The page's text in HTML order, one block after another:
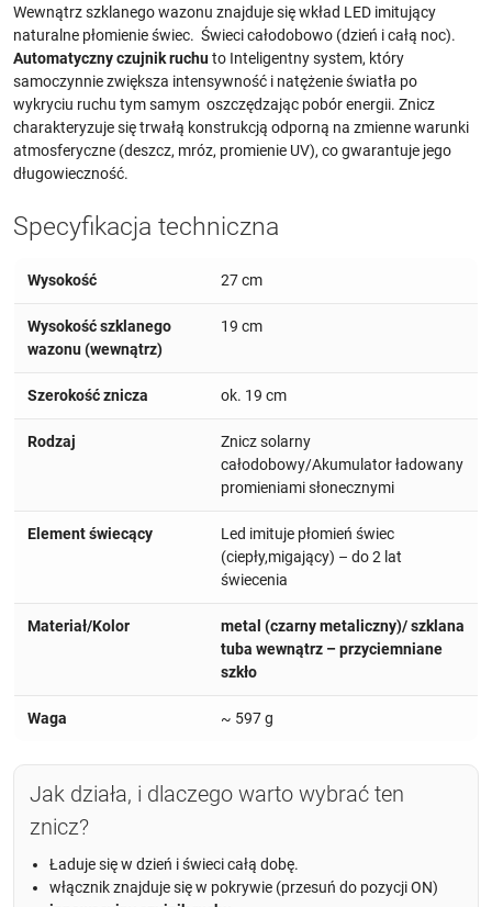
Wewnątrz szklanego wazonu znajduje się wkład LED imitujący
naturalne płomienie świec. Świeci całodobowo (dzień i całą noc).
Automatyczny czujnik ruchuto Inteligentny system, który
samoczynnie zwiększa intensywność i natężenie światła po
wykryciu ruchu tym samym oszczędzając pobór energii. Znicz
charakteryzuje się trwałą konstrukcją odporną na zmienne warunki
atmosferyczne (deszcz, mróz, promienie UV), co gwarantuje jego
długowieczność.
Specyfikacja techniczna
Wysokość 27 cm
Wysokość szklanego
wazonu (wewnątrz)
19 cm
Szerokość znicza ok. 19 cm
Rodzaj
Znicz solarny
całodobowy/Akumulator ładowany
promieniami słonecznymi
Element świecący
Led imituje płomień świec
(ciepły,migający) – do 2 lat
świecenia
Materiał/Kolor
metal (czarny metaliczny)/ szklana
tuba wewnątrz – przyciemniane
szkło
Waga ~ 597 g
Jak działa, i dlaczego warto wybrać ten
znicz?
Ładuje się w dzień i świeci całą dobę.
włącznik znajduje się w pokrywie (przesuń do pozycji ON)